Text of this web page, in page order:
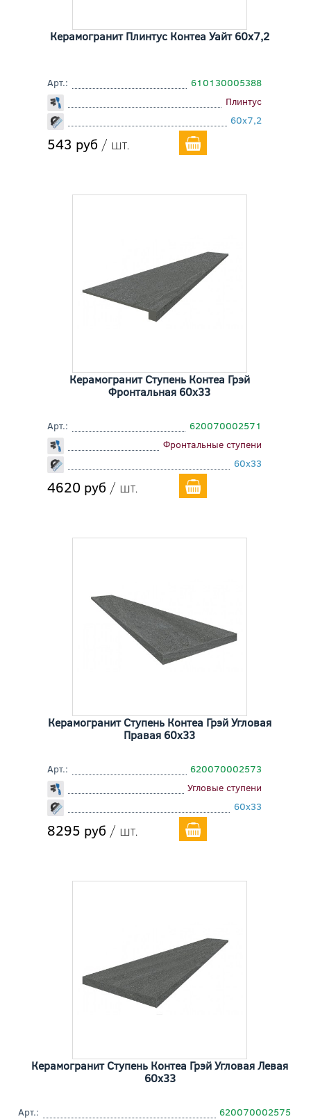
Керамогранит Плинтус Контеа Уайт 60x7,2
Арт.:
610130005388
Плинтус
60x7,2
543 руб / шт.
Керамогранит Ступень Контеа Грэй
Фронтальная 60x33
Арт.:
620070002571
Фронтальные ступени
60x33
4620 руб / шт.
Керамогранит Ступень Контеа Грэй Угловая
Правая 60x33
Арт.:
620070002573
Угловые ступени
60x33
8295 руб / шт.
Керамогранит Ступень Контеа Грэй Угловая Левая
60x33
Арт.:
620070002575